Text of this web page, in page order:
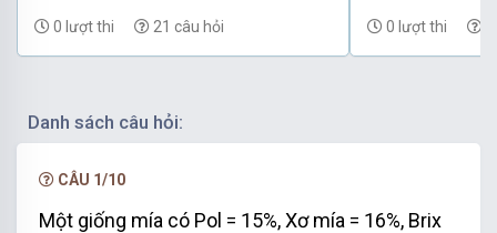
0 lượt thi 21 câu hỏi 0 lượt thi
Danh sách câu hỏi:
CÂU 1/10
Một giống mía có Pol = 15%, Xơ mía = 16%, Brix